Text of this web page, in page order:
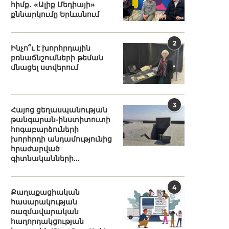
հիմք․ «Ալիք Մեդիայի»
քննարկումը Երևանում
2
Ինչո՞ւ է խորհրդային
բռնաճնշումների թեման
մնացել ստվերում
3
Հայոց ցեղասպանության
թանգարան-ինստիտուտի
հոգաբարձուների
խորհրդի անդամությունից
հրաժարված
գիտնականների...
4
Քաղաքացիական
հասարակության
ռազմավարական
հաղորդակցության